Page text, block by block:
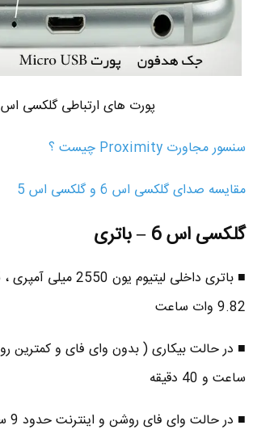
پورت های ارتباطی گلکسی اس 6
سنسور مجاورت Proximity چیست ؟
مقایسه صدای گلکسی اس 6 و گلکسی اس 5
گلکسی اس 6 – باتری
9.82 وات ساعت
ساعت و 40 دقیقه
■ در حالت وای فای روشن و اینترنت حدود 9 ساعت و 35 دقیقه